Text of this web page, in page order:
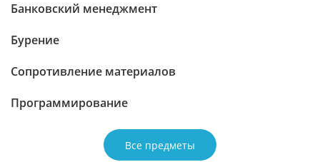
Банковский менеджмент
Бурение
Сопротивление материалов
Программирование
Все предметы